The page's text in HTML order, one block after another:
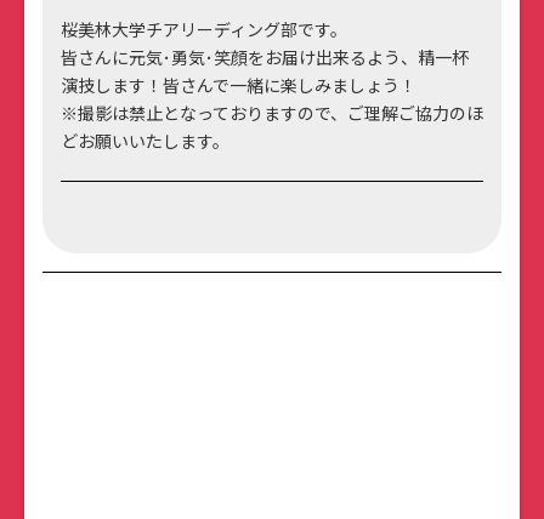
桜美林大学チアリーディング部です。
皆さんに元気･勇気･笑顔をお届け出来るよう、精一杯
演技します！皆さんで一緒に楽しみましょう！
※撮影は禁止となっておりますので、ご理解ご協力のほ
どお願いいたします。